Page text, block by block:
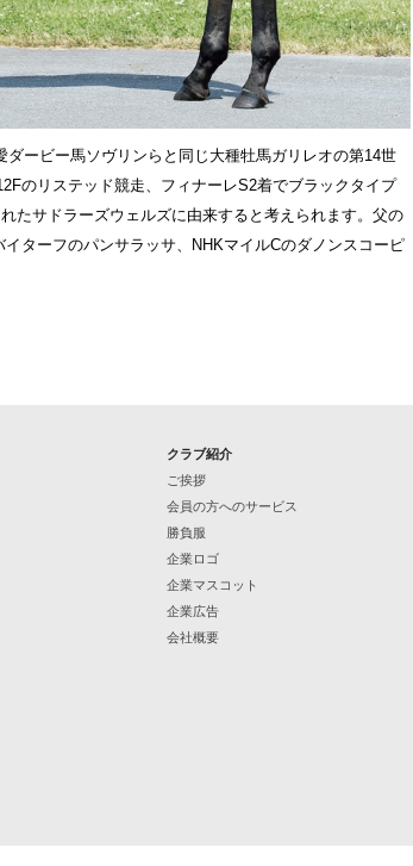
ービー馬ソヴリンらと同じ大種牡馬ガリレオの第14世
のリステッド競走、フィナーレS2着でブラックタイプ
たサドラーズウェルズに由来すると考えられます。父の
ターフのパンサラッサ、NHKマイルCのダノンスコーピ
クラブ紹介
ご挨拶
会員の方へのサービス
勝負服
企業ロゴ
企業マスコット
企業広告
会社概要